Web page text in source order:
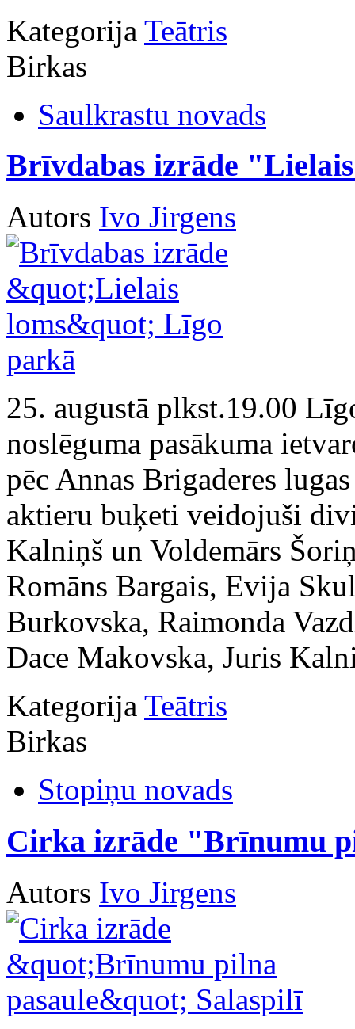
Kategorija Teātris
Birkas
Saulkrastu novads
Brīvdabas izrāde
Autors Ivo Jirgens
25. augustā plkst.19.00
noslēguma pasākuma
pēc Annas Brigaderes
aktieru buķeti veidojuši
Kalniņš un Voldemārs
Romāns Bargais, Evija
Burkovska, Raimonda
Dace Makovska, Juris
Kategorija Teātris
Birkas
Stopiņu novads
Cirka izrāde "Brīnumu
Autors Ivo Jirgens